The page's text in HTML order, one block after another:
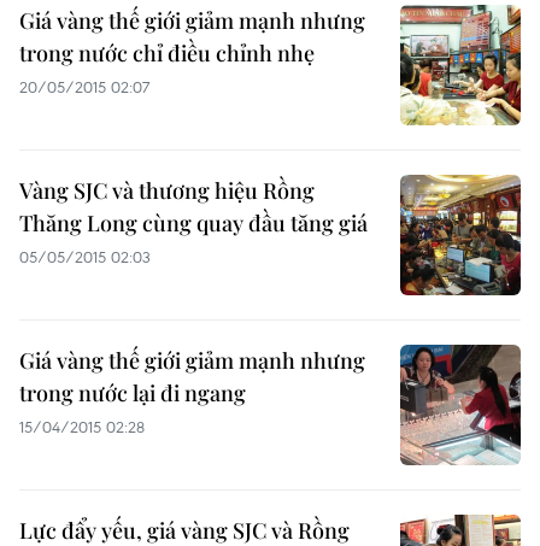
Giá vàng thế giới giảm mạnh nhưng
trong nước chỉ điều chỉnh nhẹ
20/05/2015 02:07
Vàng SJC và thương hiệu Rồng
Thăng Long cùng quay đầu tăng giá
05/05/2015 02:03
Giá vàng thế giới giảm mạnh nhưng
trong nước lại đi ngang
15/04/2015 02:28
Lực đẩy yếu, giá vàng SJC và Rồng